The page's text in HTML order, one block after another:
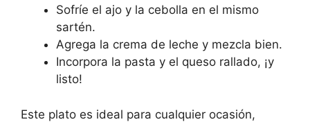
Sofríe el ajo y la cebolla en el mismo
sartén.
Agrega la crema de leche y mezcla bien.
Incorpora la pasta y el queso rallado, ¡y
listo!
Este plato es ideal para cualquier ocasión,